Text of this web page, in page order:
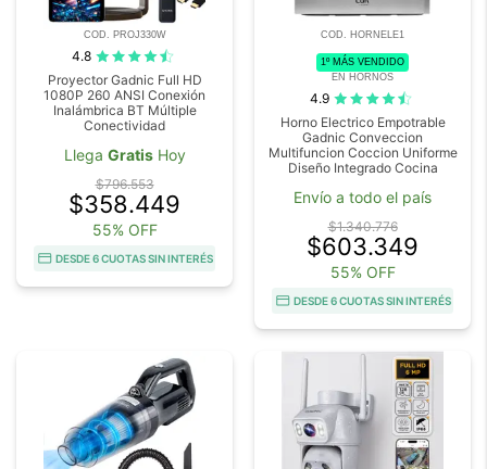
COD. PROJ330W
4.8
Proyector Gadnic Full HD
1080P 260 ANSI Conexión
Inalámbrica BT Múltiple
Conectividad
Llega GratisHoy
$796.553
$358.449
55% OFF
DESDE 6 CUOTAS SIN INTERÉS
COD. HORNELE1
1º MÁS VENDIDO
EN HORNOS
4.9
Horno Electrico Empotrable
Gadnic Conveccion
Multifuncion Coccion Uniforme
Diseño Integrado Cocina
Envío a todo el país
$1.340.776
$603.349
55% OFF
DESDE 6 CUOTAS SIN INTERÉS